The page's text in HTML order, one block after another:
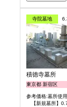
寺院墓地
積徳寺墓所
東京都 新宿区
参考価格:墓所使
【新規墓所】